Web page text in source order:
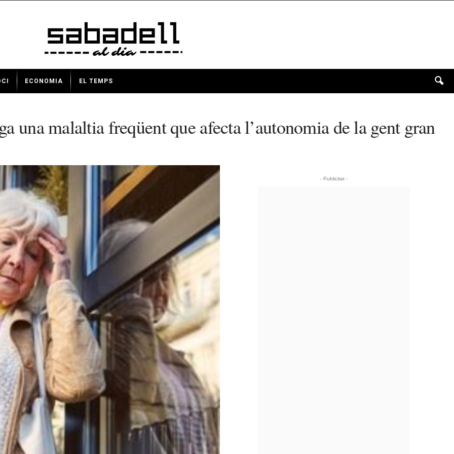
ECONOMIA EL TEMPS
una malaltia freqüent que afecta l’autonomia de la gent gran
- Publicitat -